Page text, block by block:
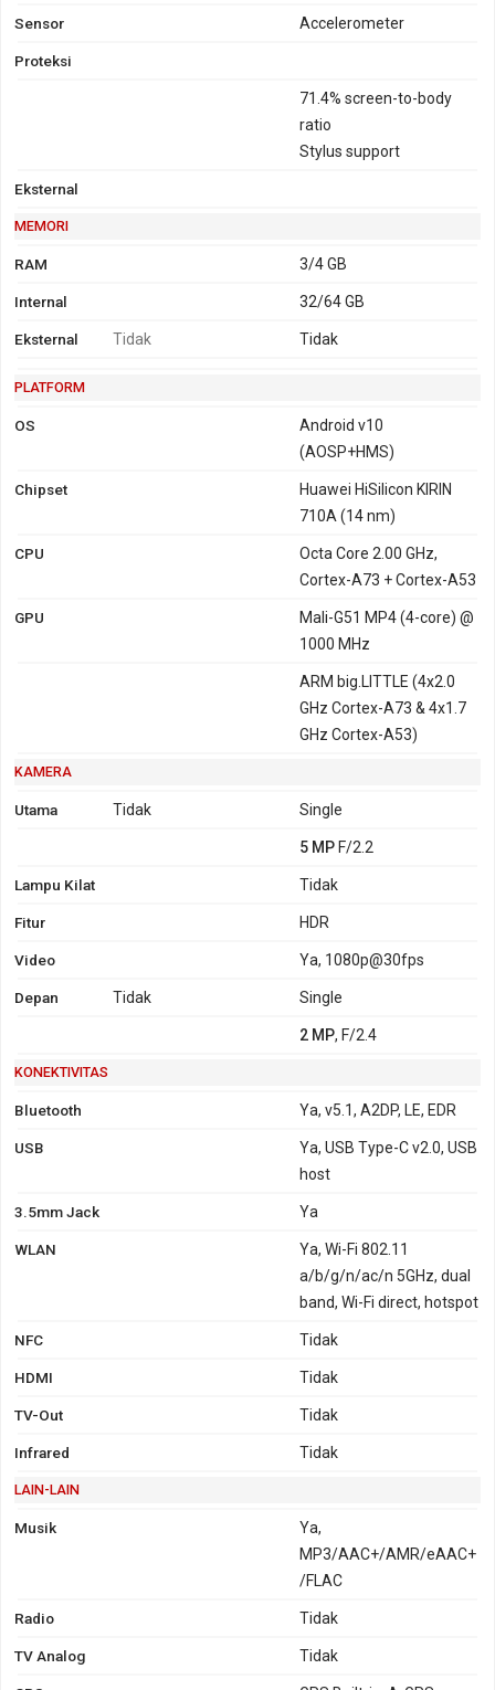
Sensor Accelerometer
Proteksi
71.4% screen-to-body
ratio
Stylus support
Eksternal
MEMORI
RAM 3/4 GB
Internal 32/64 GB
Eksternal Tidak Tidak
PLATFORM
OS
Android v10
(AOSP+HMS)
Chipset
Huawei HiSilicon KIRIN
710A (14 nm)
CPU
Octa Core 2.00 GHz,
Cortex-A73 + Cortex-A53
GPU
Mali-G51 MP4 (4-core) @
1000 MHz
ARM big.LITTLE (4x2.0
GHz Cortex-A73 & 4x1.7
GHz Cortex-A53)
KAMERA
Utama Tidak Single
5 MPF/2.2
Lampu Kilat Tidak
Fitur HDR
Video Ya, 1080p@30fps
Depan Tidak Single
2 MP, F/2.4
KONEKTIVITAS
Bluetooth Ya, v5.1, A2DP, LE, EDR
USB
Ya, USB Type-C v2.0, USB
host
3.5mm Jack Ya
WLAN
Ya, Wi-Fi 802.11
a/b/g/n/ac/n 5GHz, dual
band, Wi-Fi direct, hotspot
NFC Tidak
HDMI Tidak
TV-Out Tidak
Infrared Tidak
LAIN-LAIN
Musik
Ya,
MP3/AAC+/AMR/eAAC+
/FLAC
Radio Tidak
TV Analog Tidak